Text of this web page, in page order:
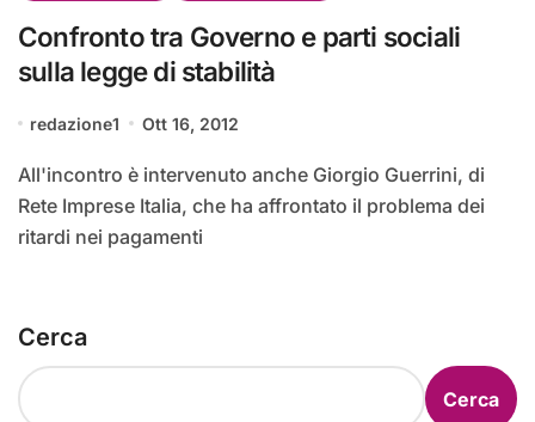
Confronto tra Governo e parti sociali
sulla legge di stabilità
redazione1 Ott 16, 2012
All'incontro è intervenuto anche Giorgio Guerrini, di
Rete Imprese Italia, che ha affrontato il problema dei
ritardi nei pagamenti
Cerca
Cerca